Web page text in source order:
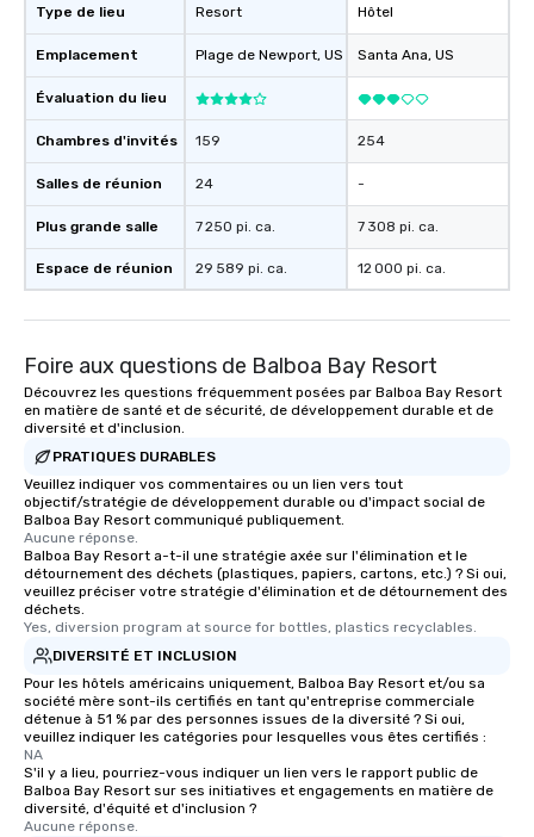
Type de lieu
Emplacement
Évaluation du lieu
Chambres d'invités
Salles de réunion
Plus grande salle
Espace de réunion
Resort
Plage de Newport, US
159
24
7 250 pi. ca.
29 589 pi. ca.
Hôtel
Santa Ana, US
254
-
7 308 pi. ca.
12 000 pi. ca.
Foire aux questions de Balboa Bay Resort
Découvrez les questions fréquemment posées par Balboa Bay Resort
en matière de santé et de sécurité, de développement durable et de
diversité et d'inclusion.
PRATIQUES DURABLES
Veuillez indiquer vos commentaires ou un lien vers tout
objectif/stratégie de développement durable ou d'impact social de
Balboa Bay Resort communiqué publiquement.
Aucune réponse.
Balboa Bay Resort a-t-il une stratégie axée sur l'élimination et le
détournement des déchets (plastiques, papiers, cartons, etc.) ? Si oui,
veuillez préciser votre stratégie d'élimination et de détournement des
déchets.
Yes, diversion program at source for bottles, plastics recyclables.
DIVERSITÉ ET INCLUSION
Pour les hôtels américains uniquement, Balboa Bay Resort et/ou sa
société mère sont-ils certifiés en tant qu'entreprise commerciale
détenue à 51 % par des personnes issues de la diversité ? Si oui,
veuillez indiquer les catégories pour lesquelles vous êtes certifiés :
NA
S'il y a lieu, pourriez-vous indiquer un lien vers le rapport public de
Balboa Bay Resort sur ses initiatives et engagements en matière de
diversité, d'équité et d'inclusion ?
Aucune réponse.